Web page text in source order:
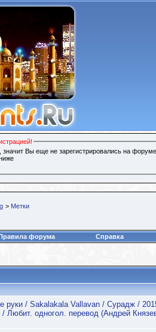
Вы еще не зарегистрировались на
> Метки
форума Справка
руки / Sakalakala Vallavan / Сурадж /
/ Любит. одногол. перевод (Андрей